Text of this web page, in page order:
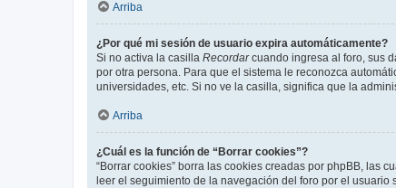
Arriba
¿Por qué mi sesión de usuario expira automáticamente?
Si no activa la casilla Recordarcuando ingresa al foro, sus
por otra persona. Para que el sistema le reconozca
universidades, etc. Si no ve la casilla, significa que la
Arriba
¿Cuál es la función de “Borrar cookies”?
“Borrar cookies” borra las cookies creadas por phpBB, las
leer el seguimiento de la navegación del foro por el